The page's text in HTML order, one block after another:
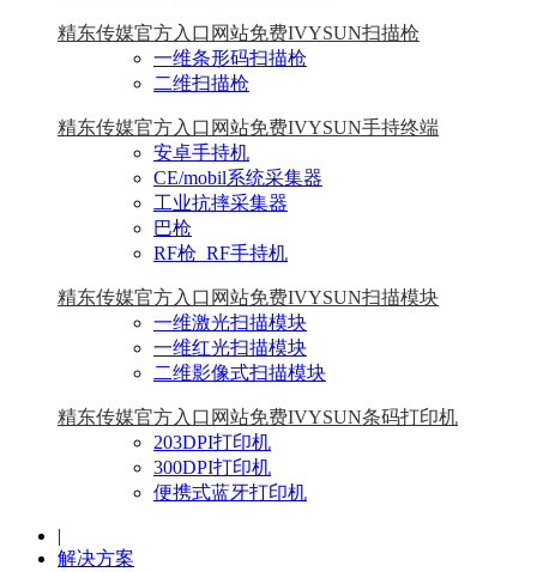
精东传媒官方入口网站免费IVYSUN扫描枪
一维条形码扫描枪
二维扫描枪
精东传媒官方入口网站免费IVYSUN手持终端
安卓手持机
CE/mobil系统采集器
工业抗摔采集器
巴枪
RF枪_RF手持机
精东传媒官方入口网站免费IVYSUN扫描模块
一维激光扫描模块
一维红光扫描模块
二维影像式扫描模块
精东传媒官方入口网站免费IVYSUN条码打印机
203DPI打印机
300DPI打印机
便携式蓝牙打印机
|
解决方案